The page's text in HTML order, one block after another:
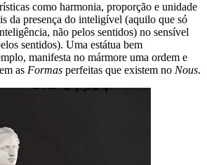
como harmonia, proporção e unidade
da presença do inteligível (aquilo que só
não pelos sentidos) no sensível
sentidos). Uma estátua bem
manifesta no mármore uma ordem e
as Formas perfeitas que existem no Nous.